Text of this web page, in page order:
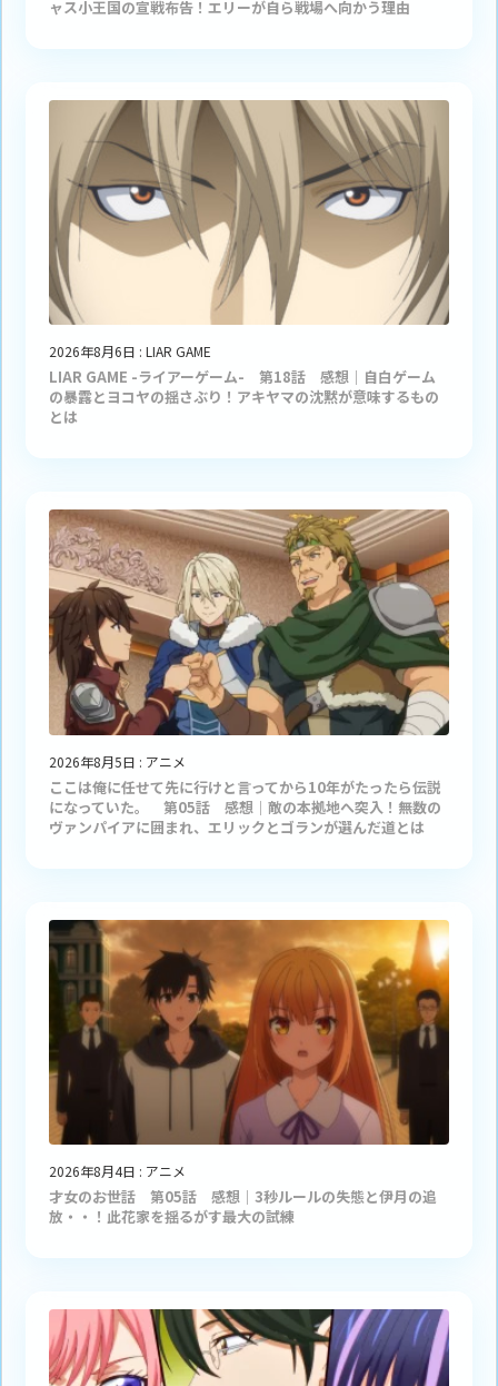
ャス小王国の宣戦布告！エリーが自ら戦場へ向かう理由
2026年8月6日 : LIAR GAME
LIAR GAME -ライアーゲーム- 第18話 感想｜自白ゲーム
の暴露とヨコヤの揺さぶり！アキヤマの沈黙が意味するもの
とは
2026年8月5日 : アニメ
ここは俺に任せて先に行けと言ってから10年がたったら伝説
になっていた。 第05話 感想｜敵の本拠地へ突入！無数の
ヴァンパイアに囲まれ、エリックとゴランが選んだ道とは
2026年8月4日 : アニメ
才女のお世話 第05話 感想｜3秒ルールの失態と伊月の追
放・・！此花家を揺るがす最大の試練